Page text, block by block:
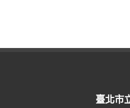
臺北市